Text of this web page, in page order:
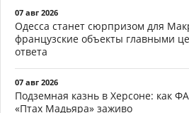
07 авг 2026
Одесса станет сюрпризом для
французские объекты главными
ответа
07 авг 2026
Подземная казнь в Херсоне: как
«Птах Мадьяра» заживо